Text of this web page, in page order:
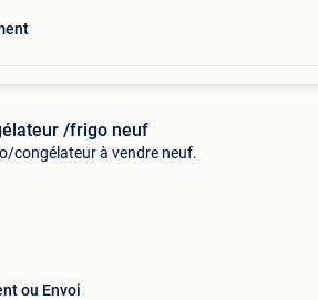
/frigo neuf
congélateur à vendre neuf.
ou Envoi